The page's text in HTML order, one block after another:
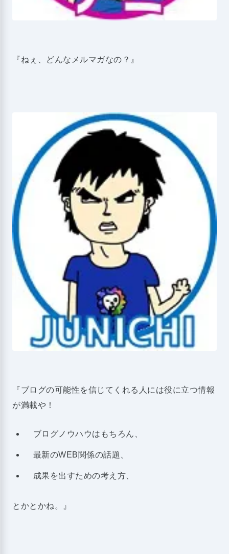
『ねぇ、どんなメルマガなの？』
『ブログの可能性を信じてくれる人には役に立つ情報
が満載や！
ブログノウハウはもちろん、
最新のWEB関係の話題、
成果を出すための考え方、
とかとかね。』